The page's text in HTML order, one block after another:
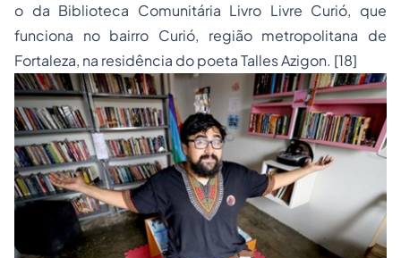
o da Biblioteca Comunitária Livro Livre Curió, que
funciona no bairro Curió, região metropolitana de
Fortaleza, na residência do poeta Talles Azigon. [18]